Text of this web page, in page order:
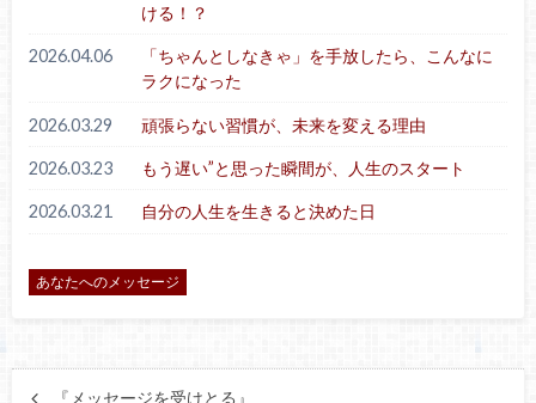
ける！？
2026.04.06
「ちゃんとしなきゃ」を手放したら、こんなに
ラクになった
2026.03.29 頑張らない習慣が、未来を変える理由
2026.03.23 もう遅い”と思った瞬間が、人生のスタート
2026.03.21 自分の人生を生きると決めた日
あなたへのメッセージ
『メッセージを受けとる』